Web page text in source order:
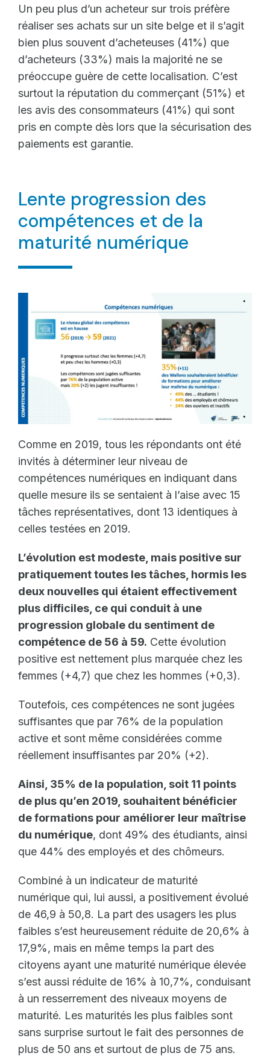
Un peu plus d’un acheteur sur trois préfère
réaliser ses achats sur un site belge et il s’agit
bien plus souvent d’acheteuses (41%) que
d’acheteurs (33%) mais la majorité ne se
préoccupe guère de cette localisation. C’est
surtout la réputation du commerçant (51%) et
les avis des consommateurs (41%) qui sont
pris en compte dès lors que la sécurisation des
paiements est garantie.
Lente progression des
compétences et de la
maturité numérique
Comme en 2019, tous les répondants ont été
invités à déterminer leur niveau de
compétences numériques en indiquant dans
quelle mesure ils se sentaient à l’aise avec 15
tâches représentatives, dont 13 identiques à
celles testées en 2019.
L’évolution est modeste, mais positive sur
pratiquement toutes les tâches, hormis les
deux nouvelles qui étaient effectivement
plus difficiles, ce qui conduit à une
progression globale du sentiment de
compétence de 56 à 59. Cette évolution
positive est nettement plus marquée chez les
femmes (+4,7) que chez les hommes (+0,3).
Toutefois, ces compétences ne sont jugées
suffisantes que par 76% de la population
active et sont même considérées comme
réellement insuffisantes par 20% (+2).
Ainsi, 35% de la population, soit 11 points
de plus qu’en 2019, souhaitent bénéficier
de formations pour améliorer leur maîtrise
du numérique, dont 49% des étudiants, ainsi
que 44% des employés et des chômeurs.
Combiné à un indicateur de maturité
numérique qui, lui aussi, a positivement évolué
de 46,9 à 50,8. La part des usagers les plus
faibles s’est heureusement réduite de 20,6% à
17,9%, mais en même temps la part des
citoyens ayant une maturité numérique élevée
s’est aussi réduite de 16% à 10,7%, conduisant
à un resserrement des niveaux moyens de
maturité. Les maturités les plus faibles sont
sans surprise surtout le fait des personnes de
plus de 50 ans et surtout de plus de 75 ans.